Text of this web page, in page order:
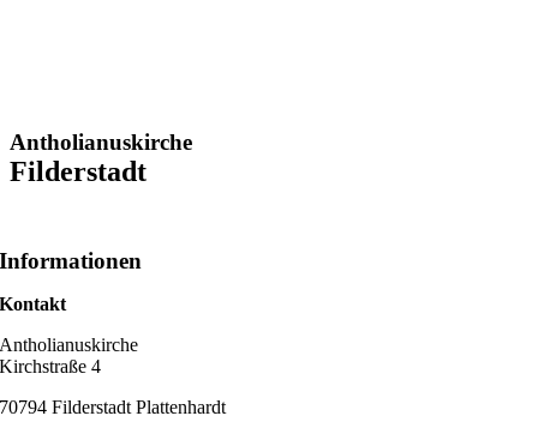
Antholianuskirche
Filderstadt
Informationen
Kontakt
Antholianuskirche
Kirchstraße 4
70794 Filderstadt Plattenhardt